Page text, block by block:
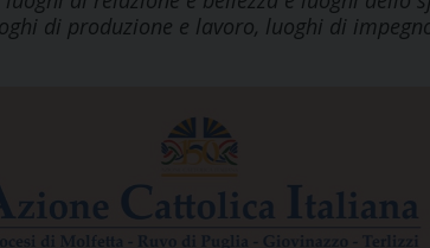
di produzione e lavoro, luoghi di